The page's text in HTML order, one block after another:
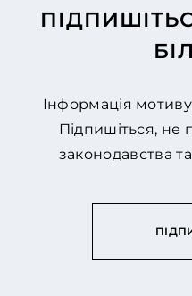
Інформація
Підпишіться, не
законодавства